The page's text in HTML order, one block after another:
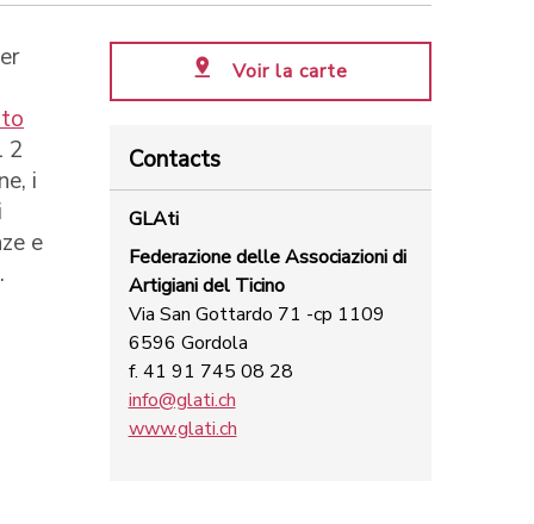
2
i
e
Voir la carte
Contacts
GLAti
Federazione delle Associazioni di
Artigiani del Ticino
Via San Gottardo 71 -cp 1109
6596 Gordola
f. 41 91 745 08 28
info@glati.ch
www.glati.ch